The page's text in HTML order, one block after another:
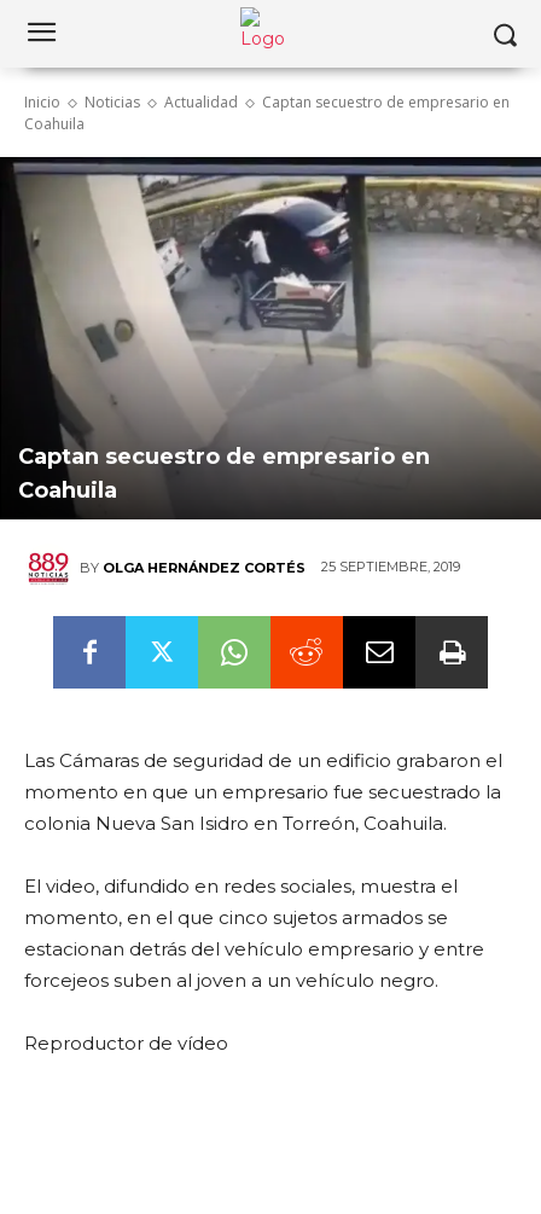
Inicio Noticias Actualidad
Captan secuestro de empresario en
Coahuila
Captan secuestro de empresario en
Coahuila
BY OLGA HERNÁNDEZ CORTÉS 25 SEPTIEMBRE, 2019
Las Cámaras de seguridad de un edificio grabaron el
momento en que un empresario fue secuestrado la
colonia Nueva San Isidro en Torreón, Coahuila.
El video, difundido en redes sociales, muestra el
momento, en el que cinco sujetos armados se
estacionan detrás del vehículo empresario y entre
forcejeos suben al joven a un vehículo negro.
Reproductor de vídeo